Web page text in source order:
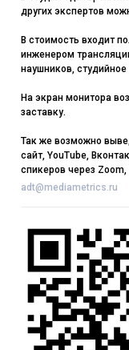
других экспертов
В стоимость входит
инженером
наушников,
На экран монитора
заставку.
Так же возможно
сайт, YouTube,
спикеров через Zoom,
adt@mediametrics.ru